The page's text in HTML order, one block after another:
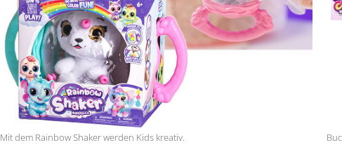
Mit dem Rainbow Shaker werden Kids kreativ.